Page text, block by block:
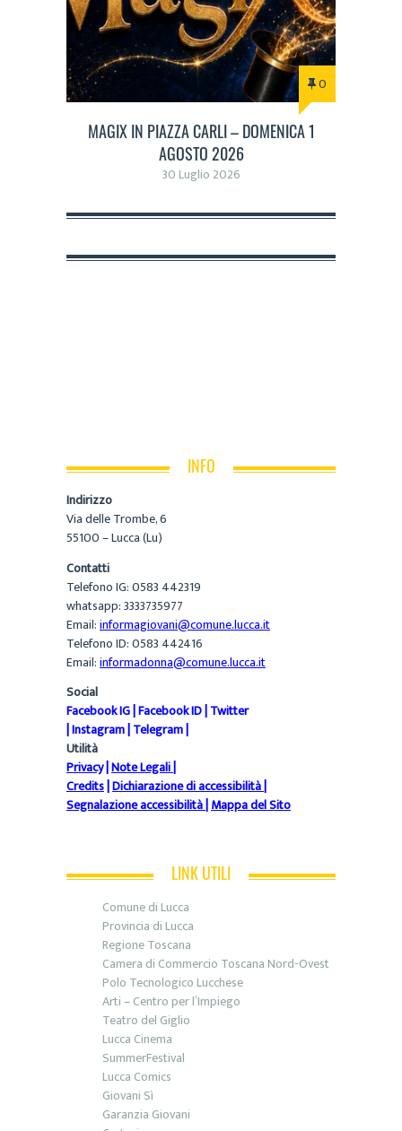
0
MAGIX IN PIAZZA CARLI – DOMENICA 1
AGOSTO 2026
30 Luglio 2026
INFO
Indirizzo
Via delle Trombe, 6
55100 – Lucca (Lu)
Contatti
Telefono IG: 0583 442319
whatsapp: 3333735977
Email:informagiovani@comune.lucca.it
Telefono ID: 0583 442416
Email:informadonna@comune.lucca.it
Social
Facebook IG|Facebook ID|Twitter
|Instagram|Telegram|
Utilità
Privacy|Note Legali|
Credits|Dichiarazione di accessibilità|
Segnalazione accessibilità|Mappa del Sito
LINK UTILI
Comune di Lucca
Provincia di Lucca
Regione Toscana
Camera di Commercio Toscana Nord-Ovest
Polo Tecnologico Lucchese
Arti – Centro per l’Impiego
Teatro del Giglio
Lucca Cinema
SummerFestival
Lucca Comics
Giovani Sì
Garanzia Giovani